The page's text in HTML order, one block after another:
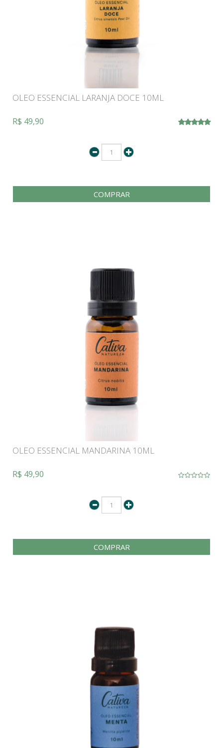
OLEO ESSENCIAL LARANJA DOCE 10ML
R$ 49,90
COMPRAR
OLEO ESSENCIAL MANDARINA 10ML
R$ 49,90
COMPRAR